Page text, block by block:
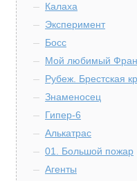
Калаха
Эксперимент
Босс
Мой любимый
Рубеж. Брестская
Знаменосец
Гипер-6
Алькатрас
01. Большой пожар
Агенты